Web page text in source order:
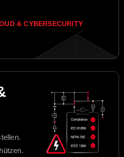
& CYBERSECURITY